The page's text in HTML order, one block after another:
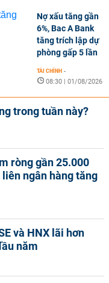
Nợ xấu tăng gần
6%, Bac A Bank
tăng trích lập dự
phòng gấp 5 lần
TÀI CHÍNH -
08:30 | 01/08/2026
trong tuần này?
ròng gần 25.000
ngân hàng tăng
và HNX lãi hơn
năm